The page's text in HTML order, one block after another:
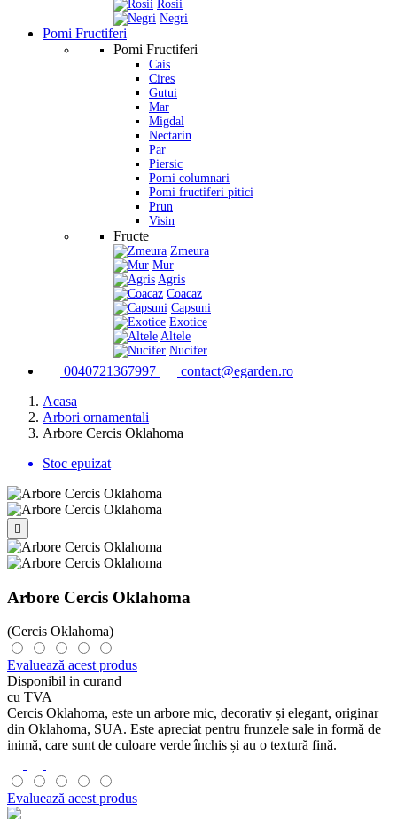
Rosii
Negri
Pomi Fructiferi
Pomi Fructiferi
Cais
Cires
Gutui
Mar
Migdal
Nectarin
Par
Piersic
Pomi columnari
Pomi fructiferi pitici
Prun
Visin
Fructe
Zmeura
Mur
Agris
Coacaz
Capsuni
Exotice
Altele
Nucifer
0040721367997
contact@egarden.ro
Acasa
Arbori ornamentali
Arbore Cercis Oklahoma
Stoc epuizat

Arbore Cercis Oklahoma
(Cercis Oklahoma)
Evaluează acest produs
Disponibil in curand
cu TVA
Cercis Oklahoma, este un arbore mic, decorativ și elegant, originar
din Oklahoma, SUA. Este apreciat pentru frunzele sale in formă de
inimă, care sunt de culoare verde închis și au o textură fină.
Evaluează acest produs